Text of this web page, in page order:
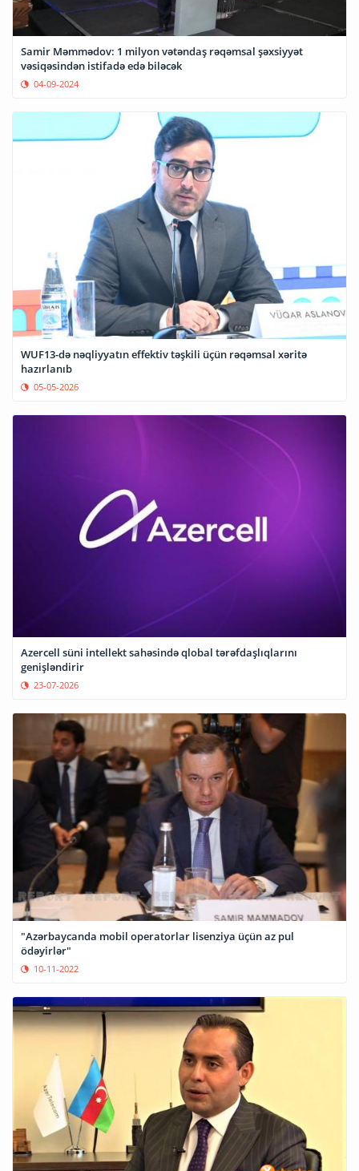
Samir Məmmədov: 1 milyon vətəndaş rəqəmsal şəxsiyyət
vəsiqəsindən istifadə edə biləcək
04-09-2024
WUF13-də nəqliyyatın effektiv təşkili üçün rəqəmsal xəritə
hazırlanıb
05-05-2026
Azercell süni intellekt sahəsində qlobal tərəfdaşlıqlarını
genişləndirir
23-07-2026
"Azərbaycanda mobil operatorlar lisenziya üçün az pul
ödəyirlər"
10-11-2022